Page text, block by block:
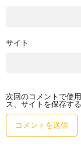
サイト
次回のコメントで使
ス、サイトを保存する